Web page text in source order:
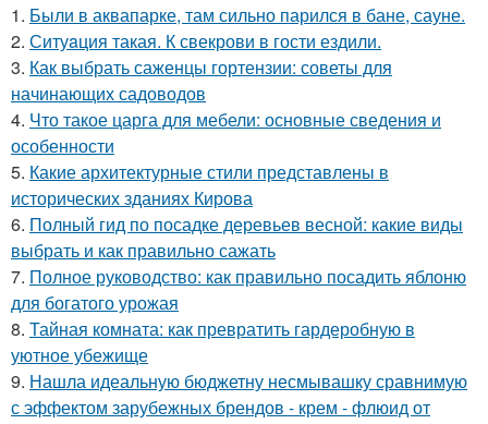
1. Были в аквапарке, там сильно парился в бане, сауне.
2. Ситуaция такая. К свекрови в гости ездили.
3. Как выбрать саженцы гортензии: советы для
начинающих садоводов
4. Что такое царга для мебели: основные сведения и
особенности
5. Какие архитектурные стили представлены в
исторических зданиях Кирова
6. Полный гид по посадке деревьев весной: какие виды
выбрать и как правильно сажать
7. Полное руководство: как правильно посадить яблоню
для богатого урожая
8. Тайная комната: как превратить гардеробную в
уютное убежище
9. Нашла идеальную бюджетну несмывашку сравнимую
с эффектом зарубежных брендов - крем - флюид от